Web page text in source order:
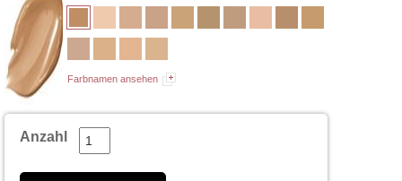
Farbnamen ansehen
Anzahl